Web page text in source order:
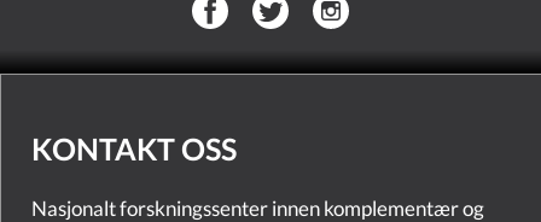
KONTAKT OSS
Nasjonalt forskningssenter innen komplementær og